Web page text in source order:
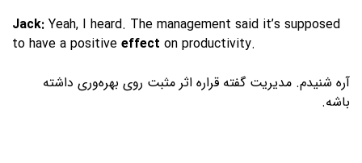
Jack: Yeah, I heard. The management said it’s supposed
to have a positive effect on productivity.
آره شنیدم. مدیریت گفته قراره اثر مثبت روی بهره‌وری داشته
باشه.